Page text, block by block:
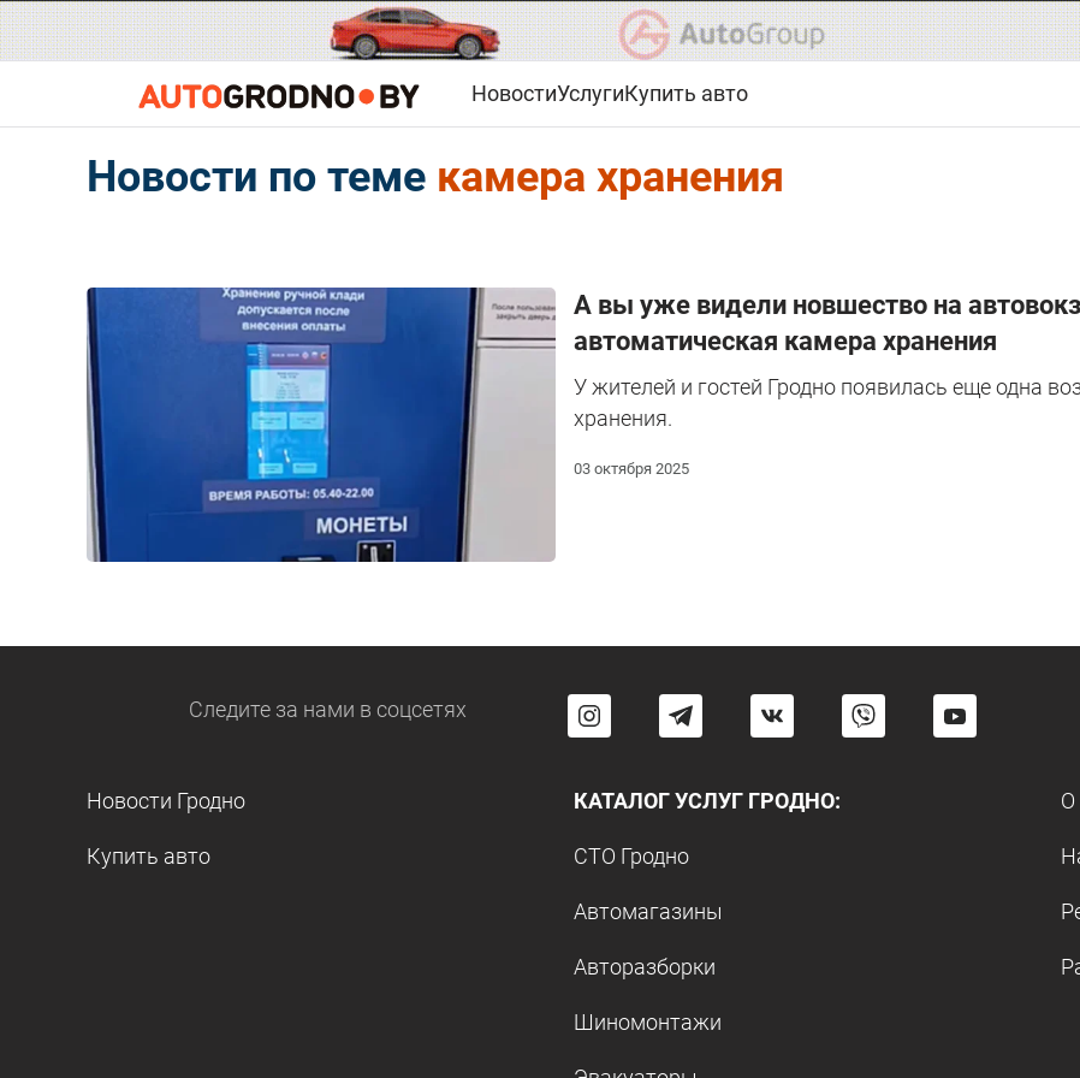
НовостиУслугиКупить авто
Новости по теме камера хранения
А вы уже видели новшество на
автоматическая камера хранения
У жителей и гостей Гродно появилась еще одна
хранения.
03 октября 2025
Следите за нами в соцсетях
Новости Гродно
Купить авто
КАТАЛОГ УСЛУГ ГРОДНО:
СТО Гродно
Автомагазины
Авторазборки
Шиномонтажи
О